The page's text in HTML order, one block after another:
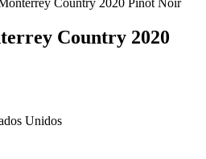
Country 2020
Unidos